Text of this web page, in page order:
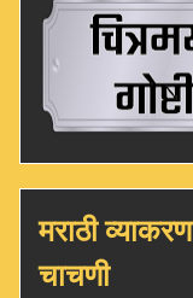
मराठी व्याकरण
चाचणी